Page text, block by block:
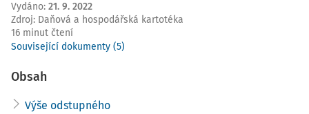
Vydáno: 21. 9. 2022
Zdroj: Daňová a hospodářská kartotéka
16 minut čtení
Související dokumenty (5)
Obsah
Výše odstupného